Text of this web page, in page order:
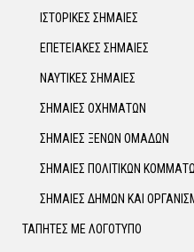
ΙΣΤΟΡΙΚΕΣ ΣΗΜΑΙΕΣ
ΕΠΕΤΕΙΑΚΕΣ ΣΗΜΑΙΕΣ
ΝΑΥΤΙΚΕΣ ΣΗΜΑΙΕΣ
ΣΗΜΑΙΕΣ ΟΧΗΜΑΤΩΝ
ΣΗΜΑΙΕΣ ΞΕΝΩΝ ΟΜΑΔΩΝ
ΣΗΜΑΙΕΣ ΠΟΛΙΤΙΚΩΝ
ΣΗΜΑΙΕΣ ΔΗΜΩΝ ΚΑΙ
ΤΑΠΗΤΕΣ ΜΕ ΛΟΓΟΤΥΠΟ